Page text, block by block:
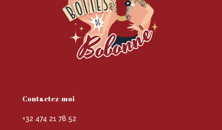
Contactez-moi
+32 474 21 78 52